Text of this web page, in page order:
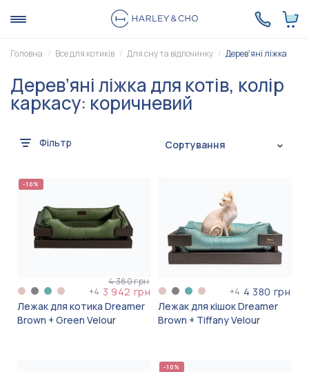
Головна Все для котиків Для сну та відпочинку Деревʼяні ліжка
Деревʼяні ліжка для котів, колір
каркасу: коричневий
Фільтр Сортування
-10%
+4
4 380 грн
3 942 грн
Лежак для котика Dreamer
Brown + Green Velour
+4 4 380 грн
Лежак для кішок Dreamer
Brown + Tiffany Velour
-10%